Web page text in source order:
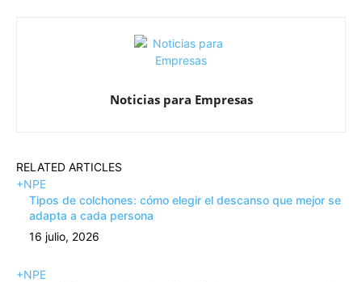
Noticias para Empresas
RELATED ARTICLES
+NPE
Tipos de colchones: cómo elegir el descanso que mejor se
adapta a cada persona
16 julio, 2026
+NPE